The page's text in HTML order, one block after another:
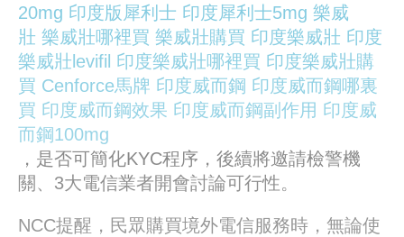
20mg 印度版犀利士 印度犀利士5mg 樂威
壯 樂威壯哪裡買 樂威壯購買 印度樂威壯 印度
樂威壯levifil 印度樂威壯哪裡買 印度樂威壯購
買 Cenforce馬牌 印度威而鋼 印度威而鋼哪裏
買 印度威而鋼效果 印度威而鋼副作用 印度威
而鋼100mg
，是否可簡化KYC程序，後續將邀請檢警機
關、3大電信業者開會討論可行性。
NCC提醒，民眾購買境外電信服務時，無論使